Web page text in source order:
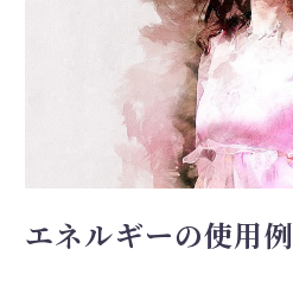
エネルギーの使用例